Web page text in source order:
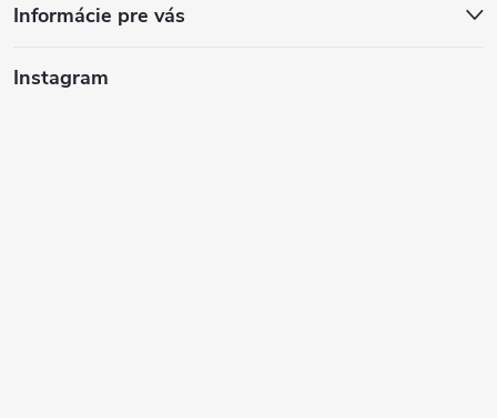
Informácie pre vás
Instagram